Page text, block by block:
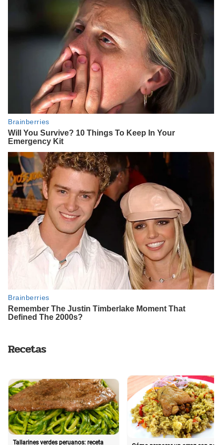
Recetas
Tallarines verdes peruanos: receta